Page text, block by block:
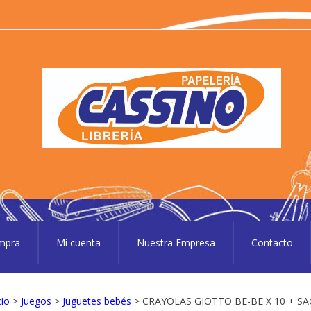
Mi cuenta Nuestra Empresa Contacto
> Juegos > Juguetes bebés > CRAYOLAS GIOTTO BE-BE X 10 +